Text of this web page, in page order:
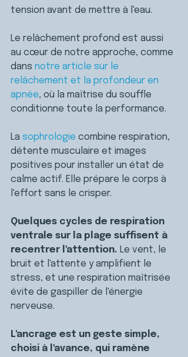
tension avant de mettre à l'eau.
Le relâchement profond est aussi
au cœur de notre approche, comme
dans notre article sur le
relâchement et la profondeur en
apnée, où la maîtrise du souffle
conditionne toute la performance.
La sophrologie combine respiration,
détente musculaire et images
positives pour installer un état de
calme actif. Elle prépare le corps à
l'effort sans le crisper.
Quelques cycles de respiration
ventrale sur la plage suffisent à
recentrer l'attention. Le vent, le
bruit et l'attente y amplifient le
stress, et une respiration maîtrisée
évite de gaspiller de l'énergie
nerveuse.
L'ancrage est un geste simple,
choisi à l'avance, qui ramène